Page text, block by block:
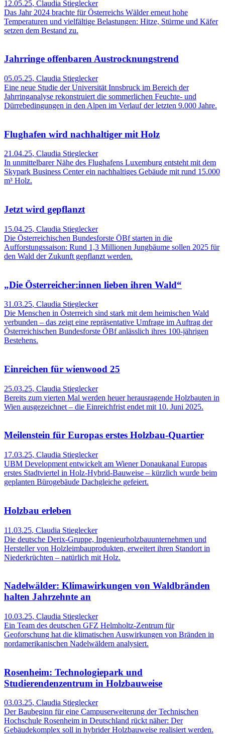
12.05.25, Claudia Stieglecker
Das Jahr 2024 brachte für Österreichs Wälder erneut hohe
Temperaturen und vielfältige Belastungen: Hitze, Stürme und Käfer
setzen dem Bestand zu.
Jahrringe offenbaren Austrocknungstrend
05.05.25, Claudia Stieglecker
Eine neue Studie der Universität Innsbruck im Bereich der
Jahrringanalyse rekonstruiert die sommerlichen Feuchte- und
Dürrebedingungen in den Alpen im Verlauf der letzten 9.000 Jahre.
Flughafen wird nachhaltiger mit Holz
21.04.25, Claudia Stieglecker
In unmittelbarer Nähe des Flughafens Luxemburg entsteht mit dem
Skypark Business Center ein nachhaltiges Gebäude mit rund 15.000
m³ Holz.
Jetzt wird gepflanzt
15.04.25, Claudia Stieglecker
Die Österreichischen Bundesforste ÖBf starten in die
Aufforstungssaison: Rund 1,3 Millionen Jungbäume sollen 2025 für
den Wald der Zukunft gepflanzt werden.
„Die Österreicher:innen lieben ihren Wald“
31.03.25, Claudia Stieglecker
Die Menschen in Österreich sind stark mit dem heimischen Wald
verbunden – das zeigt eine repräsentative Umfrage im Auftrag der
Österreichischen Bundesforste ÖBf anlässlich ihres 100-jährigen
Bestehens.
Einreichen für wienwood 25
25.03.25, Claudia Stieglecker
Bereits zum vierten Mal werden heuer herausragende Holzbauten in
Wien ausgezeichnet – die Einreichfrist endet mit 10. Juni 2025.
Meilenstein für Europas erstes Holzbau-Quartier
17.03.25, Claudia Stieglecker
UBM Development entwickelt am Wiener Donaukanal Europas
erstes Stadtviertel in Holz-Hybrid-Bauweise – kürzlich wurde beim
geplanten Bürogebäude Dachgleiche gefeiert.
Holzbau erleben
11.03.25, Claudia Stieglecker
Die deutsche Derix-Gruppe, Ingenieurholzbauunternehmen und
Hersteller von Holzleimbauprodukten, erweitert ihren Standort in
Niederkrüchten – natürlich mit Holz.
Nadelwälder: Klimawirkungen von Waldbränden
halten Jahrzehnte an
10.03.25, Claudia Stieglecker
Ein Team des deutschen GFZ Helmholtz-Zentrum für
Geoforschung hat die klimatischen Auswirkungen von Bränden in
nordamerikanischen Nadelwäldern analysiert.
Rosenheim: Technologiepark und
Studierendenzentrum in Holzbauweise
03.03.25, Claudia Stieglecker
Der Baubeginn für eine Campuserweiterung der Technischen
Hochschule Rosenheim in Deutschland rückt näher: Der
Gebäudekomplex soll in hybrider Holzbauweise realisiert werden.